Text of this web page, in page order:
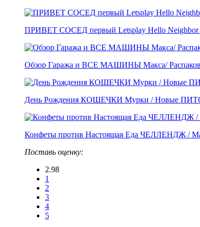
ПРИВЕТ СОСЕД первый Letsplay Hello
Обзор Гаража и ВСЕ МАШИНЫ Макса/
День Рождения КОШЕЧКИ Мурки / Новые
Конфеты против Настоящая Еда ЧЕЛЛЕНДЖ /
Поставь оценку:
2.98
1
2
3
4
5